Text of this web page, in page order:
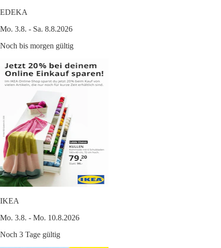
EDEKA
Mo. 3.8. - Sa. 8.8.2026
Noch bis morgen gültig
IKEA
Mo. 3.8. - Mo. 10.8.2026
Noch 3 Tage gültig